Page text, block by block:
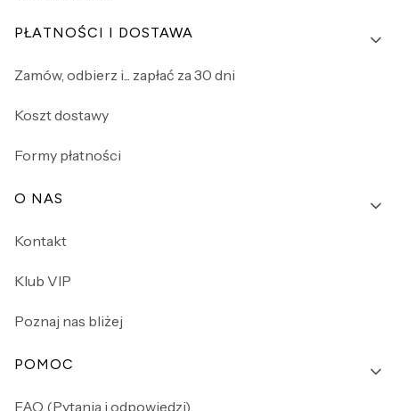
PŁATNOŚCI I DOSTAWA
Zamów, odbierz i... zapłać za 30 dni
Koszt dostawy
Formy płatności
O NAS
Kontakt
Klub VIP
Poznaj nas bliżej
POMOC
FAQ (Pytania i odpowiedzi)